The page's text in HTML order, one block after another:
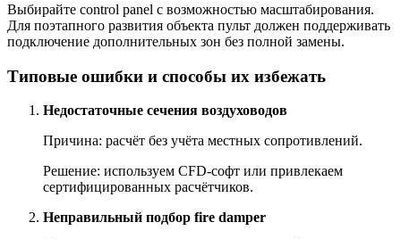
Выбирайте control panel с возможностью масштабирования.
Для поэтапного развития объекта пульт должен поддерживать
подключение дополнительных зон без полной замены.
Типовые ошибки и способы их избежать
Недостаточные сечения воздуховодов
Причина: расчёт без учёта местных сопротивлений.
Решение: используем CFD-софт или привлекаем
сертифицированных расчётчиков.
Неправильный подбор fire damper